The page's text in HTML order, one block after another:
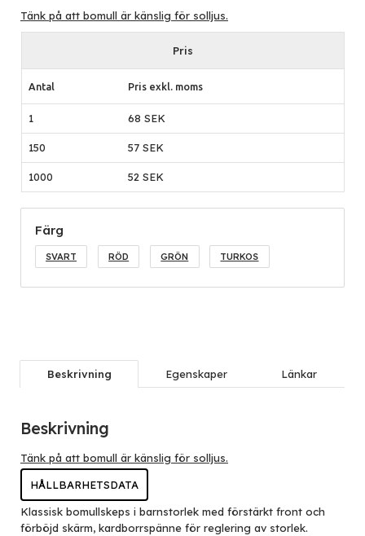
Tänk på att bomull är känslig för solljus.
Pris
Antal Pris exkl. moms
1 68 SEK
150 57 SEK
1000 52 SEK
Färg
SVART RÖD GRÖN TURKOS
Beskrivning Egenskaper Länkar
Beskrivning
Tänk på att bomull är känslig för solljus.
HÅLLBARHETSDATA
Klassisk bomullskeps i barnstorlek med förstärkt front och
förböjd skärm, kardborrspänne för reglering av storlek.